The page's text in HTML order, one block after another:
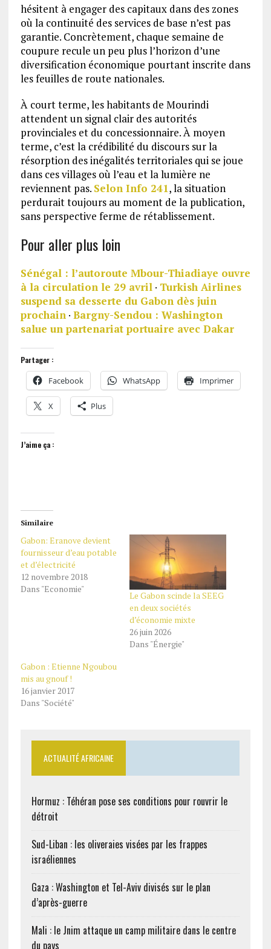
hésitent à engager des capitaux dans des zones
où la continuité des services de base n’est pas
garantie. Concrètement, chaque semaine de
coupure recule un peu plus l’horizon d’une
diversification économique pourtant inscrite dans
les feuilles de route nationales.
À court terme, les habitants de Mourindi
attendent un signal clair des autorités
provinciales et du concessionnaire. À moyen
terme, c’est la crédibilité du discours sur la
résorption des inégalités territoriales qui se joue
dans ces villages où l’eau et la lumière ne
reviennent pas. Selon Info 241, la situation
perdurait toujours au moment de la publication,
sans perspective ferme de rétablissement.
Pour aller plus loin
Sénégal : l’autoroute Mbour-Thiadiaye ouvre
à la circulation le 29 avril · Turkish Airlines
suspend sa desserte du Gabon dès juin
prochain · Bargny-Sendou : Washington
salue un partenariat portuaire avec Dakar
Partager :
Facebook WhatsApp Imprimer
X Plus
J’aime ça :
Similaire
Gabon: Eranove devient
fournisseur d’eau potable
et d’électricité
12 novembre 2018
Dans "Economie"
Le Gabon scinde la SEEG
en deux sociétés
d’économie mixte
26 juin 2026
Dans "Énergie"
Gabon : Etienne Ngoubou
mis au gnouf !
16 janvier 2017
Dans "Société"
ACTUALITÉ AFRICAINE
Hormuz : Téhéran pose ses conditions pour rouvrir le
détroit
Sud-Liban : les oliveraies visées par les frappes
israéliennes
Gaza : Washington et Tel-Aviv divisés sur le plan
d’après-guerre
Mali : le Jnim attaque un camp militaire dans le centre
du pays